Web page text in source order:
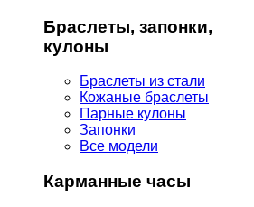
Браслеты, запонки,
кулоны
Браслеты из стали
Кожаные браслеты
Парные кулоны
Запонки
Все модели
Карманные часы